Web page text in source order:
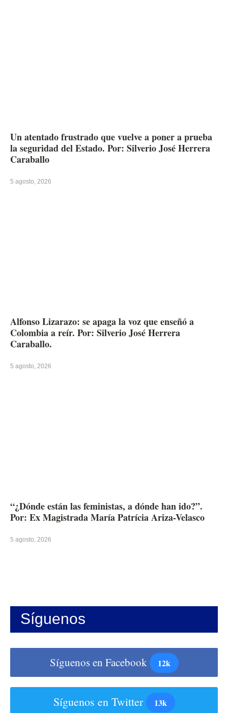
Un atentado frustrado que vuelve a poner a prueba
la seguridad del Estado. Por: Silverio José Herrera
Caraballo
5 agosto, 2026
Alfonso Lizarazo: se apaga la voz que enseñó a
Colombia a reír. Por: Silverio José Herrera
Caraballo.
5 agosto, 2026
“¿Dónde están las feministas, a dónde han ido?”.
Por: Ex Magistrada María Patrícia Ariza-Velasco
5 agosto, 2026
Síguenos
Síguenos en Facebook 12k
Síguenos en Twitter 13k